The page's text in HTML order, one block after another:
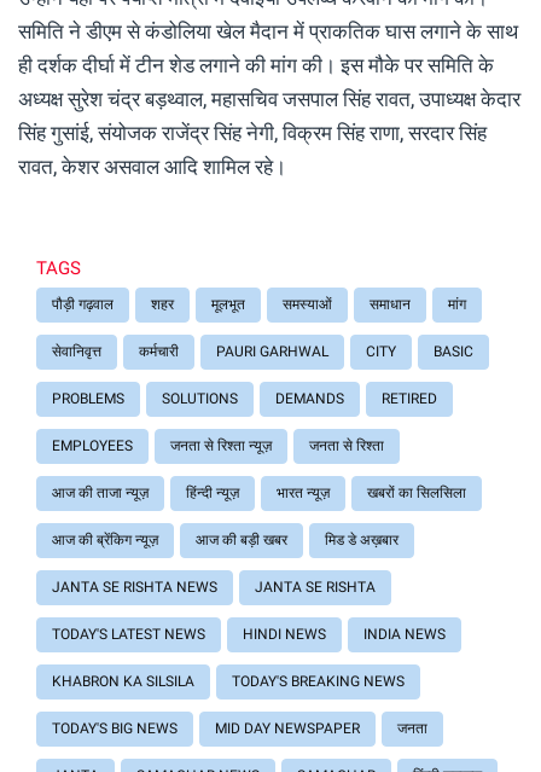
समिति ने डीएम से कंडोलिया खेल मैदान में प्राकतिक घास लगाने के साथ
ही दर्शक दीर्घा में टीन शेड लगाने की मांग की। इस मौके पर समिति के
अध्यक्ष सुरेश चंद्र बड़थ्वाल, महासचिव जसपाल सिंह रावत, उपाध्यक्ष केदार
सिंह गुसांई, संयोजक राजेंद्र सिंह नेगी, विक्रम सिंह राणा, सरदार सिंह
रावत, केशर असवाल आदि शामिल रहे।
TAGS
पौड़ी गढ़वाल शहर मूलभूत समस्याओं समाधान मांग
सेवानिवृत्त कर्मचारी PAURI GARHWAL CITY BASIC
PROBLEMS SOLUTIONS DEMANDS RETIRED
EMPLOYEES जनता से रिश्ता न्यूज़ जनता से रिश्ता
आज की ताजा न्यूज़ हिंन्दी न्यूज़ भारत न्यूज़ खबरों का सिलसिला
आज की ब्रेंकिग न्यूज़ आज की बड़ी खबर मिड डे अख़बार
JANTA SE RISHTA NEWS JANTA SE RISHTA
TODAY'S LATEST NEWS HINDI NEWS INDIA NEWS
KHABRON KA SILSILA TODAY'S BREAKING NEWS
TODAY'S BIG NEWS MID DAY NEWSPAPER जनता